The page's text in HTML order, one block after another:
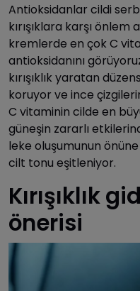
Antioksidanlar cildi
kırışıklara karşı önlem
kremlerde en çok C
antioksidanını
kırışıklık yaratan
koruyor ve ince
C vitaminin cilde en
güneşin zararlı
leke oluşumunun önüne
cilt tonu eşitleniyor.
Kırışıklık
önerisi